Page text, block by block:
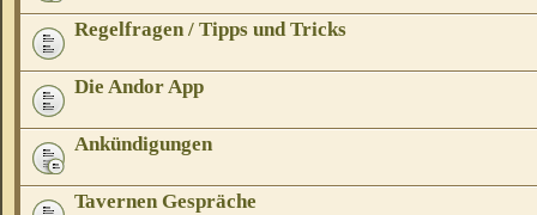
Regelfragen / Tipps und Tricks
Die Andor App
Ankündigungen
Tavernen Gespräche